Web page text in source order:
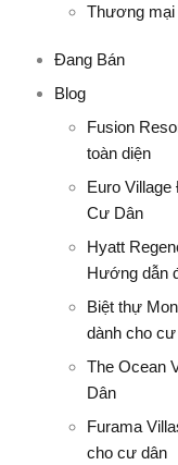
Thương mại
Đang Bán
Blog
Fusion
toàn diện
Euro
Cư Dân
Hyatt
Hướng dẫn
Biệt thự
dành cho
The Ocean
Dân
Furama
cho cư dân